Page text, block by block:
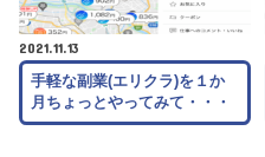
2021.11.13
手軽な副業(エリクラ)を１か
月ちょっとやってみて・・・